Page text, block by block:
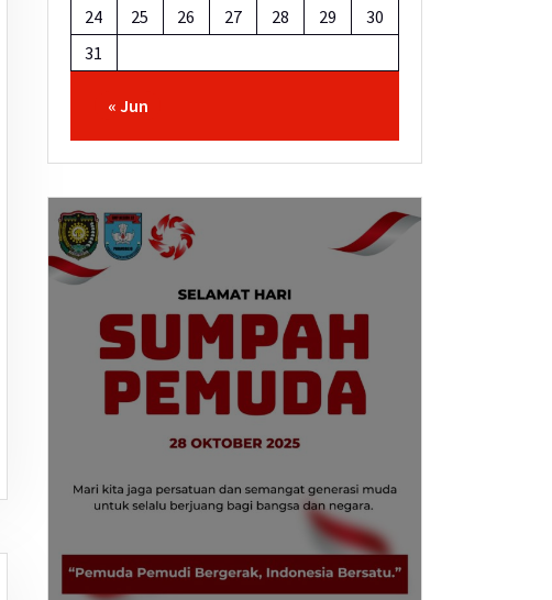
24
25 26 27 28 29
30
31
« Jun